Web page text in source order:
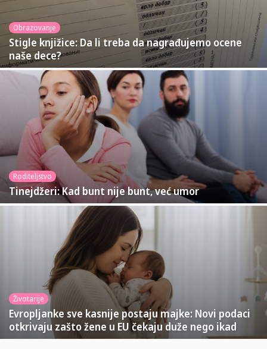
Obrazovanje
Stigle knjižice: Da li treba da nagrađujemo ocene
naše dece?
Roditeljstvo
Tinejdžeri: Kad bunt nije bunt, već umor
Životarije
Evropljanke sve kasnije postaju majke: Novi podaci
otkrivaju zašto žene u EU čekaju duže nego ikad